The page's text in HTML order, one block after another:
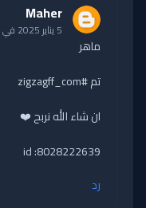
Maher
5 يناير 2025 في 1:47 م
ماهر
تم #zigzagff_com
ان شاء الله نربح ❤️
id :8028222639
رد